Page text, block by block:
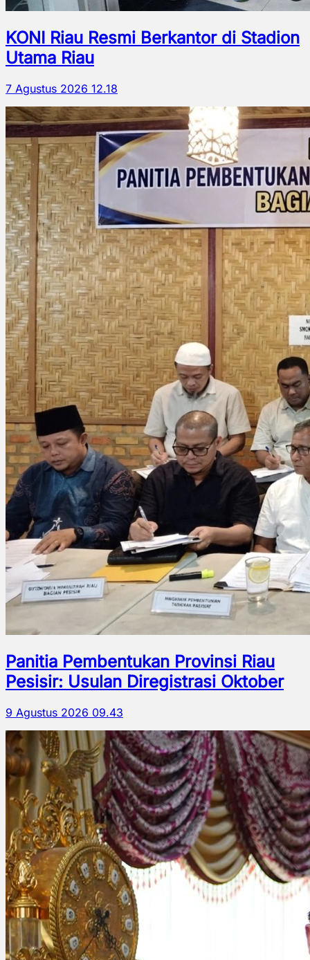
KONI Riau Resmi Berkantor di Stadion
Utama Riau
7 Agustus 2026 12.18
Panitia Pembentukan Provinsi Riau
Pesisir: Usulan Diregistrasi Oktober
9 Agustus 2026 09.43